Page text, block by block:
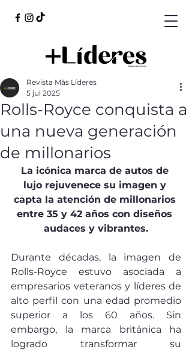
Rolls-Royce conquista a
una nueva generación
de millonarios
Revista Más Líderes
5 jul 2025
La icónica marca de autos de
lujo rejuvenece su imagen y
capta la atención de millonarios
entre 35 y 42 años con diseños
audaces y vibrantes.
Durante décadas, la imagen de
Rolls-Royce estuvo asociada a
empresarios veteranos y líderes de
alto perfil con una edad promedio
superior a los 60 años. Sin
embargo, la marca británica ha
logrado transformar su